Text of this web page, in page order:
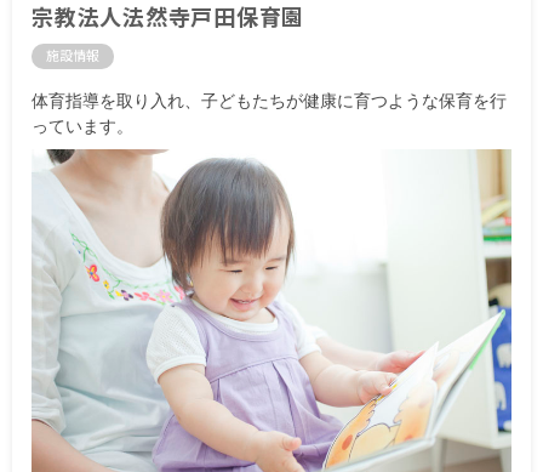
＜別途支給手当＞
■時間外手当
■バス手当
※給与は、名古屋市民間社会福祉施設職員給料表
に準拠しています。
■昇給年1回（10月）昨年実績：5,000円～
■賞与年2回（7月／12月）昨年実績：計4.4カ月分
＜年収例＞
26歳／年収4,400,000円
※試用期間6カ月／同条件
宗教法人法然寺戸田保育園
施設情報
体育指導を取り入れ、子どもたちが健康に育つような保育を行
っています。